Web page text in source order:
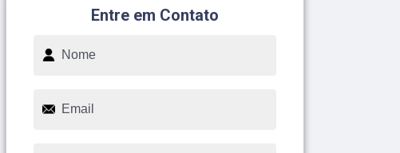
Entre em Contato